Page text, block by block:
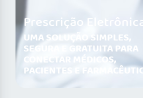
Prescrição
UMA SOLUÇÃO SIMPLES,
SEGURA E GRATUITA PARA
CONECTAR MÉDICOS,
PACIENTES E